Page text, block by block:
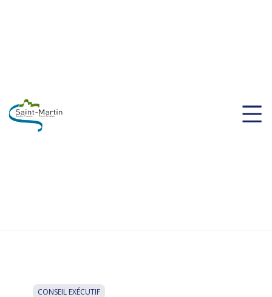
CONSEIL EXÉCUTIF